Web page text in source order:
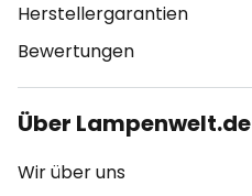
Herstellergarantien
Bewertungen
Über Lampenwelt.de
Wir über uns